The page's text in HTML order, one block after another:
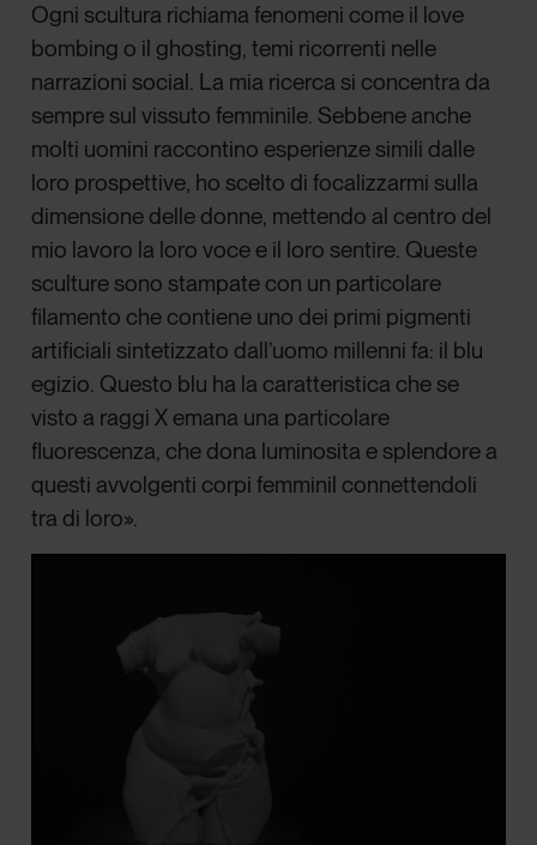
Ogni scultura richiama fenomeni come il love
bombing o il ghosting, temi ricorrenti nelle
narrazioni social. La mia ricerca si concentra da
sempre sul vissuto femminile. Sebbene anche
molti uomini raccontino esperienze simili dalle
loro prospettive, ho scelto di focalizzarmi sulla
dimensione delle donne, mettendo al centro del
mio lavoro la loro voce e il loro sentire. Queste
sculture sono stampate con un particolare
filamento che contiene uno dei primi pigmenti
artificiali sintetizzato dall’uomo millenni fa: il blu
egizio. Questo blu ha la caratteristica che se
visto a raggi X emana una particolare
fluorescenza, che dona luminosita e splendore a
questi avvolgenti corpi femminil connettendoli
tra di loro».